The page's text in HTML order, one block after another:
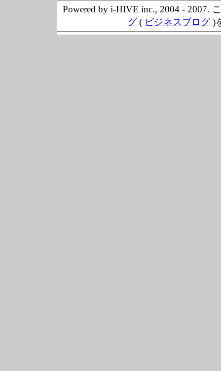
Powered by i-HIVE inc., 2004 - 2007.
グ( ビジネスブログ)